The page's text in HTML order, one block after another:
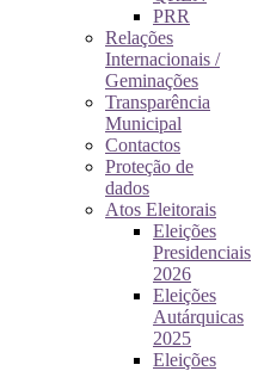
PRR
Relações
Internacionais /
Geminações
Transparência
Municipal
Contactos
Proteção de
dados
Atos Eleitorais
Eleições
Presidenciais
2026
Eleições
Autárquicas
2025
Eleições